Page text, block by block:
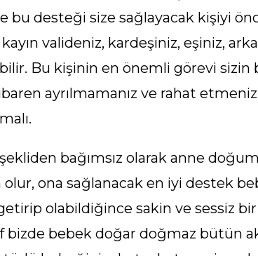
bu desteği size sağlayacak kişiyi
valideniz, kardeşiniz, eşiniz,
Bu kişinin en önemli görevi
ayrılmamanız ve rahat
bağımsız olarak anne
ona sağlanacak en iyi destek
olabildiğince sakin ve sessiz
bizde bebek doğar doğmaz bütün